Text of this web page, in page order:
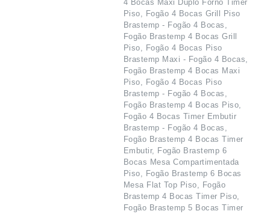
4 Bocas Maxi Duplo Forno Timer
Piso, Fogão 4 Bocas Grill Piso
Brastemp - Fogão 4 Bocas,
Fogão Brastemp 4 Bocas Grill
Piso, Fogão 4 Bocas Piso
Brastemp Maxi - Fogão 4 Bocas,
Fogão Brastemp 4 Bocas Maxi
Piso, Fogão 4 Bocas Piso
Brastemp - Fogão 4 Bocas,
Fogão Brastemp 4 Bocas Piso,
Fogão 4 Bocas Timer Embutir
Brastemp - Fogão 4 Bocas,
Fogão Brastemp 4 Bocas Timer
Embutir, Fogão Brastemp 6
Bocas Mesa Compartimentada
Piso, Fogão Brastemp 6 Bocas
Mesa Flat Top Piso, Fogão
Brastemp 4 Bocas Timer Piso,
Fogão Brastemp 5 Bocas Timer